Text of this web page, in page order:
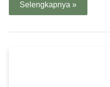
Selengkapnya »